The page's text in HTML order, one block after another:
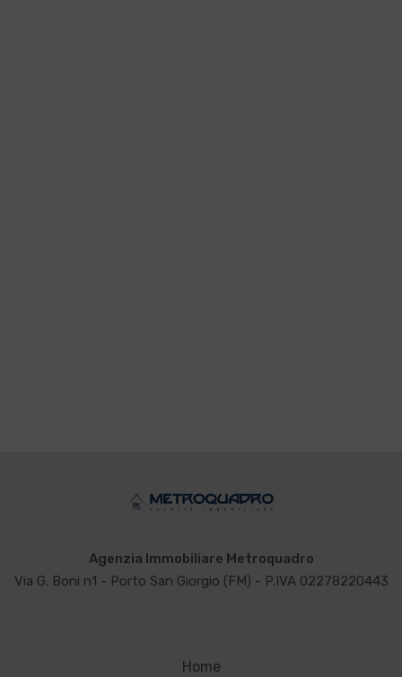
Agenzia Immobiliare Metroquadro
Via G. Boni n1 - Porto San Giorgio (FM) - P.IVA 02278220443
Home